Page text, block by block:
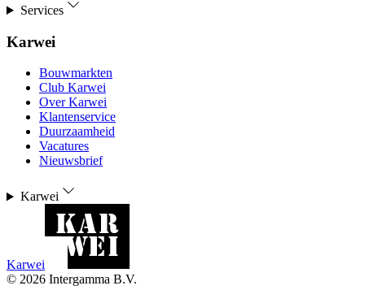
Services
Karwei
Bouwmarkten
Club Karwei
Over Karwei
Klantenservice
Duurzaamheid
Vacatures
Nieuwsbrief
Karwei
Karwei
© 2026 Intergamma B.V.